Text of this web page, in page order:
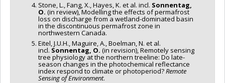
Stone, L., Fang, X., Hayes, K. et al. incl. Sonnentag,
O. (in review), Modelling the effects of permafrost
loss on discharge from a wetland-dominated basin
in the discontinuous permafrost zone in
northwestern Canada.
Eitel, J.U.H., Maguire, A., Boelman, N. et al.
incl. Sonnentag, O. (in revision), Remotely sensing
tree physiology at the northern treeline: Do late-
season changes in the photochemical reflectance
index respond to climate or photoperiod?Remote
Sensing of Environment.